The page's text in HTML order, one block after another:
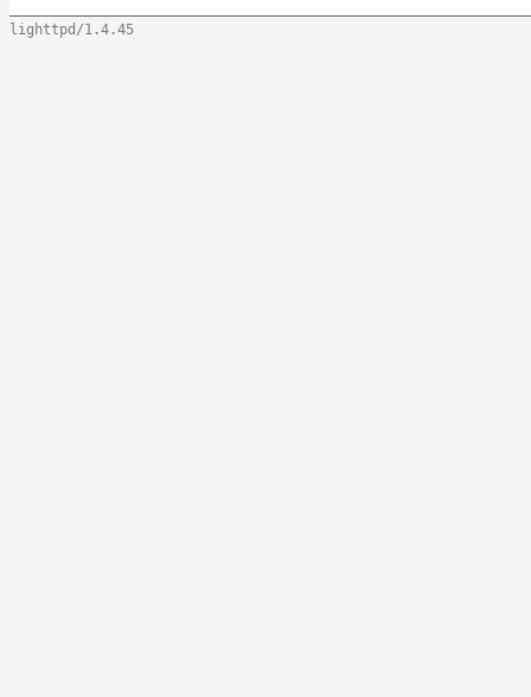
lighttpd/1.4.45